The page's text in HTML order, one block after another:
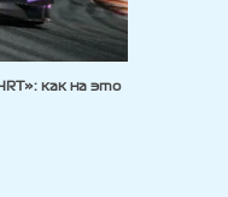
как на это